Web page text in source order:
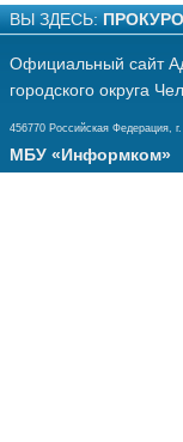
ВЫ ЗДЕСЬ:
Официальный сайт
городского округа
456770 Российская Федерация,
МБУ «Информком»